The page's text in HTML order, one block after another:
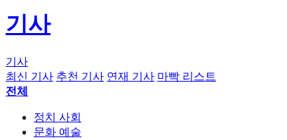
기사
기사
최신 기사 추천 기사 연재 기사 마빡 리스트
전체
정치 사회
문화 예술